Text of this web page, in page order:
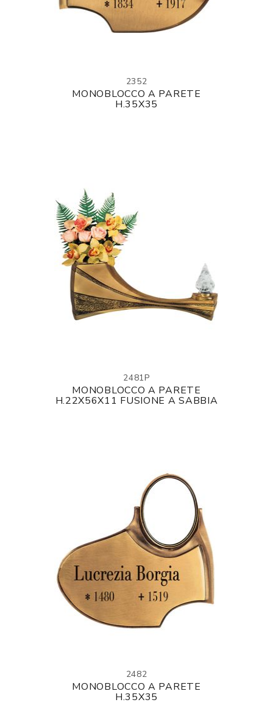
2352
MONOBLOCCO A PARETE
H.35X35
2481P
MONOBLOCCO A PARETE
H.22X56X11 FUSIONE A SABBIA
2482
MONOBLOCCO A PARETE
H.35X35